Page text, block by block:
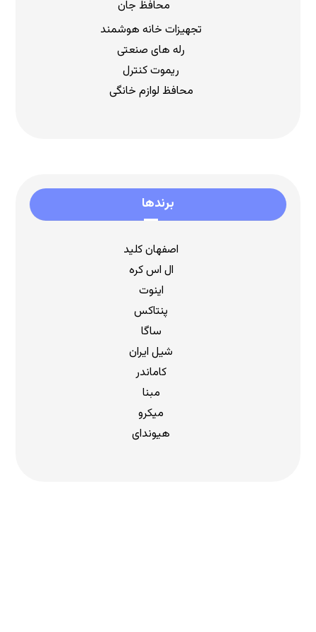
محافظ جان
تجهیزات خانه هوشمند
رله های صنعتی
ریموت کنترل
محافظ لوازم خانگی
برندها
اصفهان کلید
ال اس کره
اینوت
پنتاکس
ساگا
شیل ایران
کاماندر
مبنا
میکرو
هیوندای